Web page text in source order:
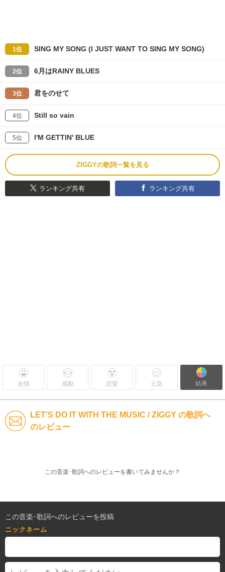
1位 SING MY SONG (I JUST WANT TO SING MY SONG)
2位 6月はRAINY BLUES
3位 君をのせて
4位 Still so vain
5位 I'M GETTIN' BLUE
ZIGGYの歌詞一覧を見る
ランキング共有 ランキング共有
友情 感動 恋愛 元気 結果
LET'S DO IT WITH THE MUSIC / ZIGGY の歌詞へ
のレビュー
この音楽･歌詞へのレビューを書いてみませんか？
この音楽･歌詞へのレビューを投稿
ニックネーム